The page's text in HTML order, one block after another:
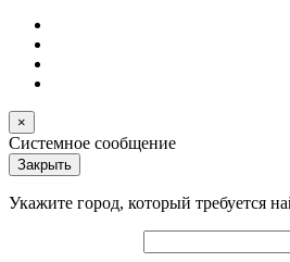
×
Системное сообщение
Закрыть
Укажите город, который требуется